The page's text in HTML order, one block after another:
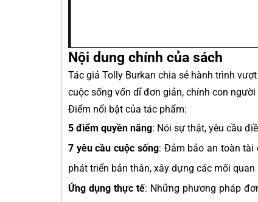
Nội dung chính của sách
Tác giả Tolly Burkan chia sẻ hành trình
cuộc sống vốn dĩ đơn giản, chính con
Điểm nổi bật của tác phẩm:
5 điểm quyền năng: Nói sự thật, yêu cầu
7 yêu cầu cuộc sống: Đảm bảo an toàn tài
phát triển bản thân, xây dựng các mối
Ứng dụng thực tế: Những phương pháp